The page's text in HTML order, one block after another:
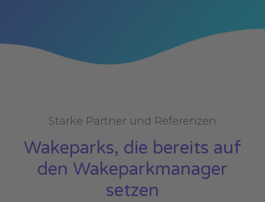
Starke Partner und Referenzen
Wakeparks, die bereits auf
den Wakeparkmanager
setzen